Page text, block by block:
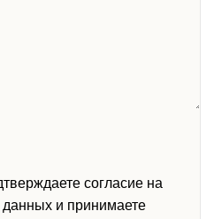
согласие на
и принимаете